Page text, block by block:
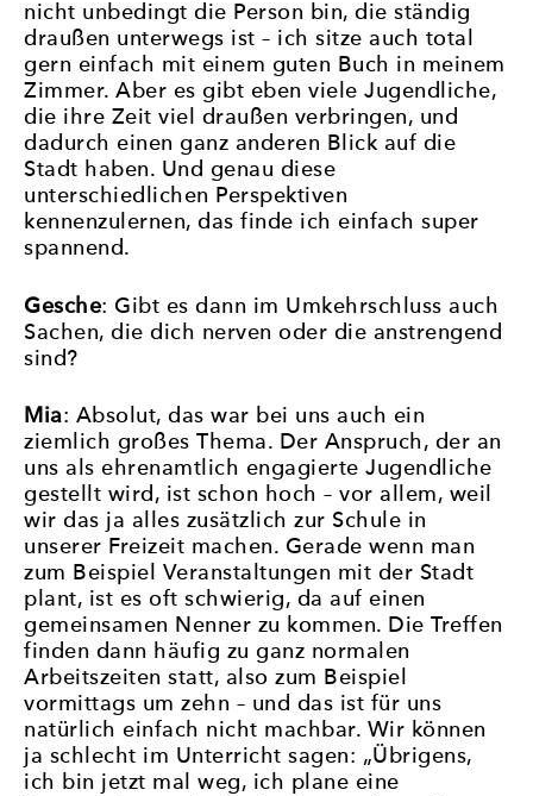
nicht unbedingt die Person bin, die ständig
draußen unterwegs ist – ich sitze auch total
gern einfach mit einem guten Buch in meinem
Zimmer. Aber es gibt eben viele Jugendliche,
die ihre Zeit viel draußen verbringen, und
dadurch einen ganz anderen Blick auf die
Stadt haben. Und genau diese
unterschiedlichen Perspektiven
kennenzulernen, das finde ich einfach super
spannend.
Gesche: Gibt es dann im Umkehrschluss auch
Sachen, die dich nerven oder die anstrengend
sind?
Mia: Absolut, das war bei uns auch ein
ziemlich großes Thema. Der Anspruch, der an
uns als ehrenamtlich engagierte Jugendliche
gestellt wird, ist schon hoch – vor allem, weil
wir das ja alles zusätzlich zur Schule in
unserer Freizeit machen. Gerade wenn man
zum Beispiel Veranstaltungen mit der Stadt
plant, ist es oft schwierig, da auf einen
gemeinsamen Nenner zu kommen. Die Treffen
finden dann häufig zu ganz normalen
Arbeitszeiten statt, also zum Beispiel
vormittags um zehn – und das ist für uns
natürlich einfach nicht machbar. Wir können
ja schlecht im Unterricht sagen: „Übrigens,
ich bin jetzt mal weg, ich plane eine